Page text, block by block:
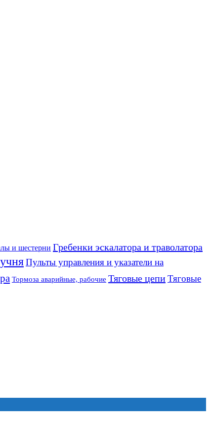
и шестерни Гребенки эскалатора и траволатора
Пульты управления и указатели на
Тормоза аварийные, рабочие Тяговые цепиТяговые